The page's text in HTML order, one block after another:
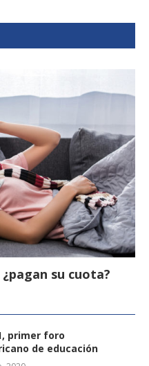
su cuota?
primer foro
de educación